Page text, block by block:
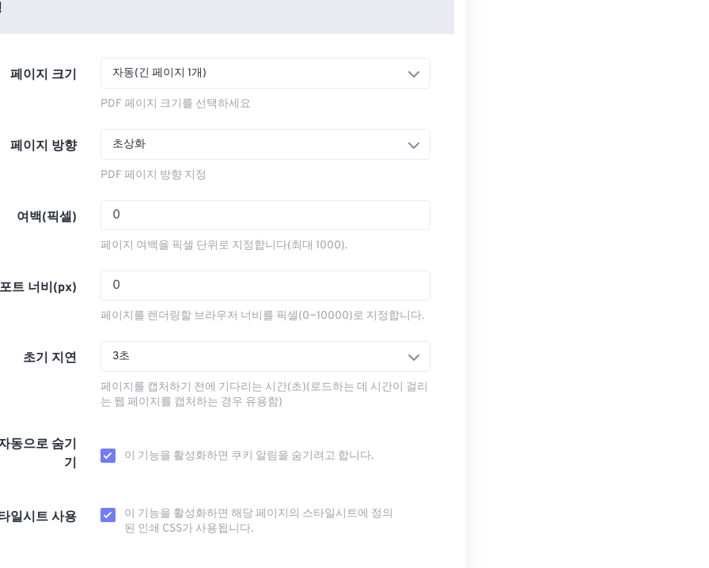
페이지 크기 자동(긴 페이지 1개)
PDF 페이지 크기를 선택하세요
페이지 방향 초상화
PDF 페이지 방향 지정
여백(픽셀)
페이지 여백을 픽셀 단위로 지정합니다(최대 1000).
트 너비(px)
페이지를 렌더링할 브라우저 너비를 픽셀(0~10000)로 지정합니다.
초기 지연 3초
페이지를 캡처하기 전에 기다리는 시간(초)(로드하는 데 시간이 걸리
는 웹 페이지를 캡처하는 경우 유용함)
동으로 숨기
기
이 기능을 활성화하면 쿠키 알림을 숨기려고 합니다.
일시트 사용
이 기능을 활성화하면 해당 페이지의 스타일시트에 정의
된 인쇄 CSS가 사용됩니다.